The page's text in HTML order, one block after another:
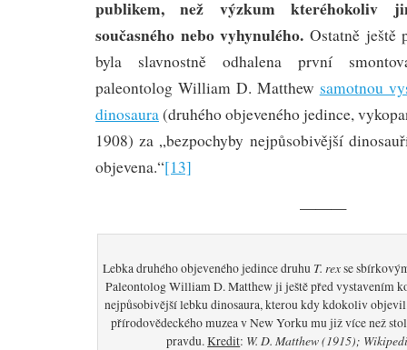
publikem, než výzkum kteréhokoliv
současného nebo vyhynulého.Ostatně ještě
byla slavnostně odhalena první
paleontolog William D. Matthew samotnou
dinosaura(druhého objeveného jedince,
1908) za „bezpochyby nejpůsobivější
objevena.“[13]
———
Lebka druhého objeveného jedince druhu T. rexse
Paleontolog William D. Matthew ji ještě před vystavením
nejpůsobivější lebku dinosaura, kterou kdy kdokoliv
přírodovědeckého muzea v New Yorku mu již více než
pravdu.Kredit: W. D. Matthew (1915);